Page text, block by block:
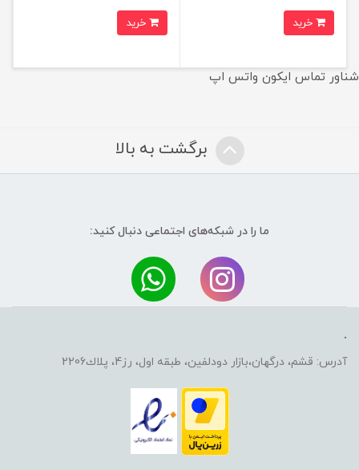
شناور تماس ایکون واتس اپ
برگشت به بالا
ما را در شبکه‌های اجتماعی دنبال کنید:
.
آدرس: قشم، درگهان،بازار دودلفين، طبقه اول، رز4، پلاك2206